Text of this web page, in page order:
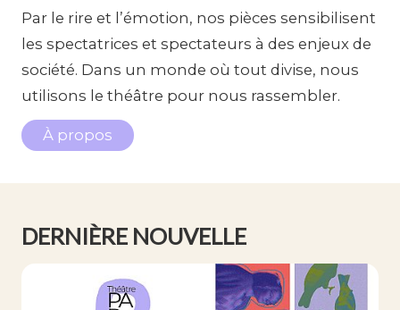
Par le rire et l’émotion, nos pièces sensibilisent
les spectatrices et spectateurs à des enjeux de
société. Dans un monde où tout divise, nous
utilisons le théâtre pour nous rassembler.
À propos
DERNIÈRE NOUVELLE